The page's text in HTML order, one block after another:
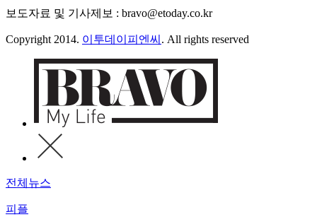
보도자료 및 기사제보 : bravo@etoday.co.kr
Copyright 2014. 이투데이피엔씨 . All rights reserved
전체뉴스
피플